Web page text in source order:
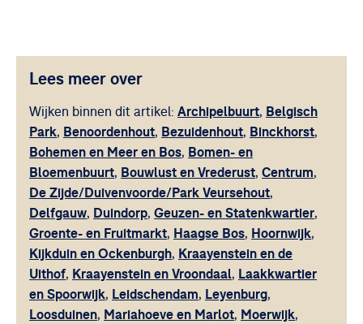
Lees meer over
Wijken binnen dit artikel:Archipelbuurt, Belgisch
Park, Benoordenhout, Bezuidenhout, Binckhorst,
Bohemen en Meer en Bos, Bomen- en
Bloemenbuurt, Bouwlust en Vrederust,Centrum,
De Zijde/Duivenvoorde/Park Veursehout,
Delfgauw, Duindorp,Geuzen- en Statenkwartier,
Groente- en Fruitmarkt, Haagse Bos, Hoornwijk,
Kijkduin en Ockenburgh, Kraayenstein en de
Uithof, Kraayenstein en Vroondaal, Laakkwartier
en Spoorwijk, Leidschendam, Leyenburg,
Loosduinen, Mariahoeve en Marlot, Moerwijk,